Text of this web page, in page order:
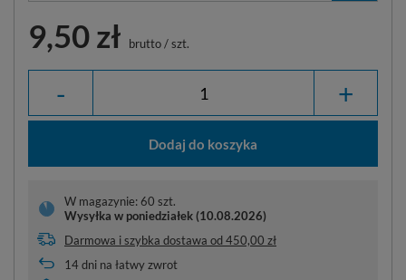
9,50 zł brutto/szt.
- +
Dodaj do koszyka
W magazynie: 60 szt.
Wysyłka w poniedziałek (10.08.2026)
Darmowa i szybka dostawa od450,00 zł
14dni na łatwy zwrot